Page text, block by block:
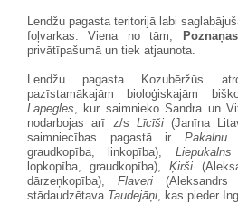
Lendžu pagasta teritorijā labi
foļvarkas. Viena no tām,
privātīpašumā un tiek atjaunota.
Lendžu pagasta Kozubēržūs
pazīstamākajām bioloģiskajām
Lapegles, kur saimnieko Sandra un
nodarbojas arī z/s Līcīši(Janīna
saimniecības pagastā ir
graudkopība, linkopība),
lopkopība, graudkopība),Ķirši
dārzeņkopība), Flaveri (Aleksandrs
stādaudzētava Taudejāņi, kas pieder